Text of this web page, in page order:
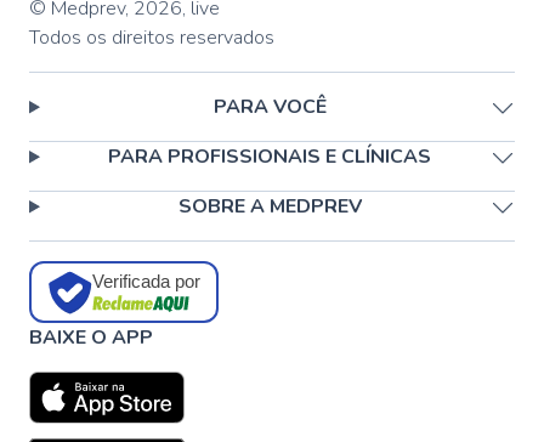
© Medprev, 2026, live
Todos os direitos reservados
PARA VOCÊ
PARA PROFISSIONAIS E CLÍNICAS
SOBRE A MEDPREV
Verificada por
BAIXE O APP